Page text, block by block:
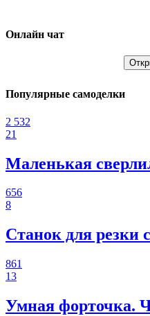
Онлайн чат
Популярные самоделки
2 532
21
Маленькая
656
8
Станок для резки
861
13
Умная форточка.